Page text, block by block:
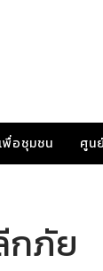
พื่อชุมชน ศูน
กภัย